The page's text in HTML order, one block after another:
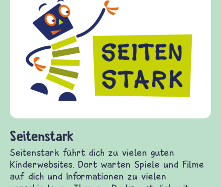
Frieden Fragen
frieden-fragen.de ist ein Internet-Angebot für
Kinder, Eltern und ErzieherInnen das zu
Fragen von Krieg und Frieden, Streit und
Gewalt informiert und einen Austausch zu
diesem Themenbereich ermöglicht. frieden-
fragen.de bietet Antworten auf wichtige
und Frieden, Streit und Gewalt.